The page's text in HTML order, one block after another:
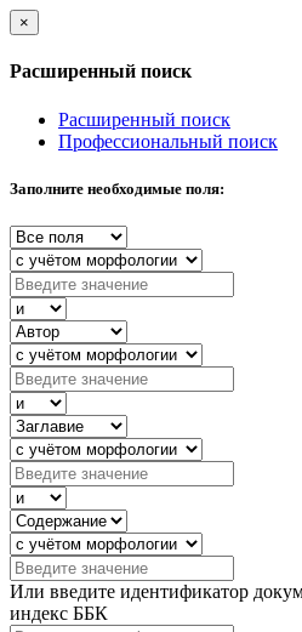
×
Расширенный поиск
Расширенный поиск
Профессиональный поиск
Заполните необходимые поля:
Или введите идентификатор
индекс ББК